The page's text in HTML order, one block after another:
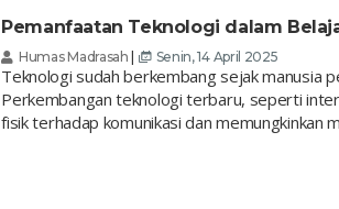
Pemanfaatan Teknologi dalam
Humas Madrasah | Senin, 14 April 2025
Teknologi sudah berkembang sejak manusia
Perkembangan teknologi terbaru, seperti
fisik terhadap komunikasi dan memungkinkan